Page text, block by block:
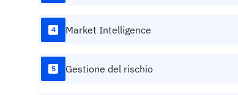
4 Market Intelligence
5 Gestione del rischio